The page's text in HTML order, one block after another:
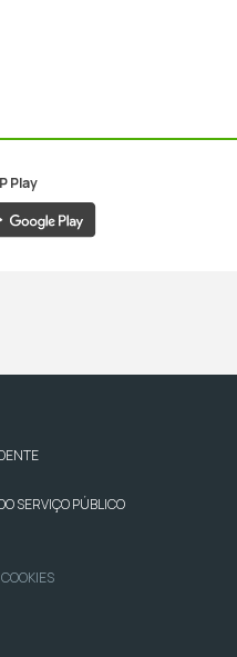
Play
SERVIÇO PÚBLICO